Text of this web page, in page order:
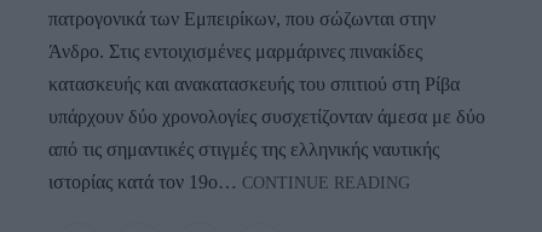
πατρογονικά των Εμπειρίκων, που σώζωνται στην
Άνδρο. Στις εντοιχισμένες μαρμάρινες πινακίδες
κατασκευής και ανακατασκευής του σπιτιού στη Ρίβα
υπάρχουν δύο χρονολογίες συσχετίζονταν άμεσα με δύο
από τις σημαντικές στιγμές της ελληνικής ναυτικής
ιστορίας κατά τον 19ο… CONTINUE READING